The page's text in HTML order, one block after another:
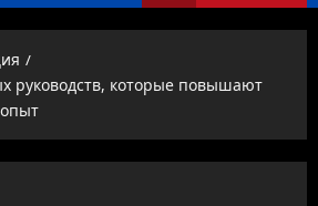
руководств, которые повышают